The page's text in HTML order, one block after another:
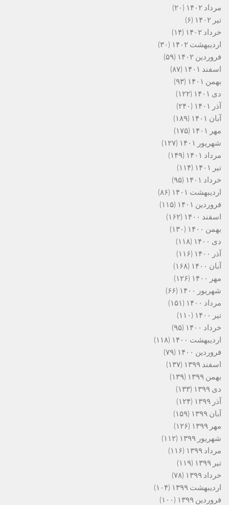
مرداد ۱۴۰۲
(۲۰)
تیر ۱۴۰۲
(۶)
خرداد ۱۴۰۲
(۱۴)
اردیبهشت ۱۴۰۲
(۳۰)
فروردین ۱۴۰۲
(۵۹)
اسفند ۱۴۰۱
(۸۷)
بهمن ۱۴۰۱
(۹۳)
دی ۱۴۰۱
(۱۲۲)
آذر ۱۴۰۱
(۲۴۰)
آبان ۱۴۰۱
(۱۸۹)
مهر ۱۴۰۱
(۱۷۵)
شهریور ۱۴۰۱
(۱۲۷)
مرداد ۱۴۰۱
(۱۴۹)
تیر ۱۴۰۱
(۱۱۴)
خرداد ۱۴۰۱
(۹۵)
اردیبهشت ۱۴۰۱
(۸۶)
فروردین ۱۴۰۱
(۱۱۵)
اسفند ۱۴۰۰
(۱۶۲)
بهمن ۱۴۰۰
(۱۳۰)
دی ۱۴۰۰
(۱۱۸)
آذر ۱۴۰۰
(۱۱۶)
آبان ۱۴۰۰
(۱۶۸)
مهر ۱۴۰۰
(۱۲۶)
شهریور ۱۴۰۰
(۶۶)
مرداد ۱۴۰۰
(۱۵۱)
تیر ۱۴۰۰
(۱۱۰)
خرداد ۱۴۰۰
(۹۵)
اردیبهشت ۱۴۰۰
(۱۱۸)
فروردین ۱۴۰۰
(۷۹)
اسفند ۱۳۹۹
(۱۳۷)
بهمن ۱۳۹۹
(۱۳۹)
دی ۱۳۹۹
(۱۳۳)
آذر ۱۳۹۹
(۱۲۴)
آبان ۱۳۹۹
(۱۵۹)
مهر ۱۳۹۹
(۱۲۶)
شهریور ۱۳۹۹
(۱۱۲)
مرداد ۱۳۹۹
(۱۱۶)
تیر ۱۳۹۹
(۱۱۹)
خرداد ۱۳۹۹
(۷۸)
اردیبهشت ۱۳۹۹
(۱۰۴)
فروردین ۱۳۹۹
(۱۰۰)